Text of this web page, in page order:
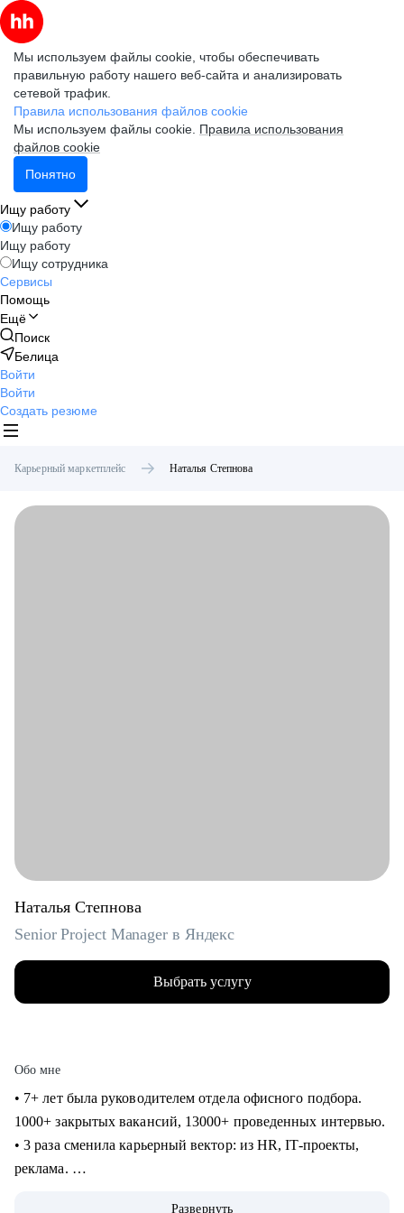
Мы используем файлы cookie, чтобы обеспечивать
правильную работу нашего веб-сайта и анализировать
сетевой трафик.
Правила использования файлов cookie
Мы используем файлы cookie. Правила использования
файлов cookie
Понятно
Ищу работу
Ищу работу
Ищу работу
Ищу сотрудника
Сервисы
Помощь
Ещё
Поиск
Белица
Войти
Войти
Создать резюме
Карьерный маркетплейс Наталья Степнова
Наталья Степнова
Senior Project Manager в Яндекс
Выбрать услугу
Обо мне
• 7+ лет была руководителем отдела офисного подбора.
1000+ закрытых вакансий, 13000+ проведенных интервью.
• 3 раза сменила карьерный вектор: из HR, IT-проекты,
реклама.
Развернуть